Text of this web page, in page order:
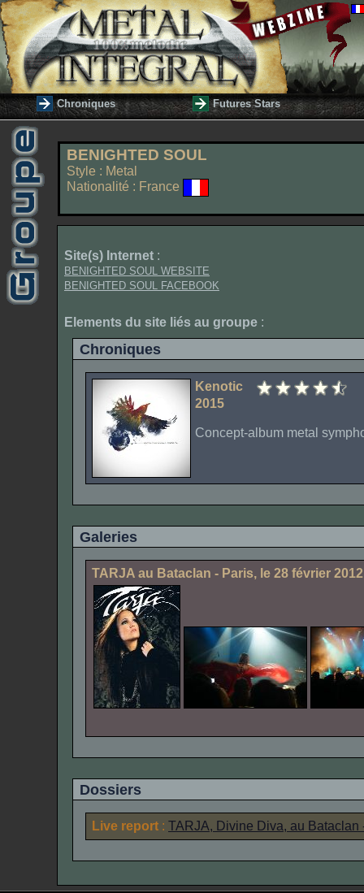
Chroniques Futures Stars
BENIGHTED SOUL
Style : Metal
Nationalité : France
Site(s) Internet :
BENIGHTED SOUL WEBSITE
BENIGHTED SOUL FACEBOOK
Elements du site liés au groupe :
Chroniques
Kenotic
2015
Concept-album metal
Galeries
TARJA au Bataclan - Paris, le 28 février 2012
Dossiers
Live report : TARJA, Divine Diva, au Bataclan